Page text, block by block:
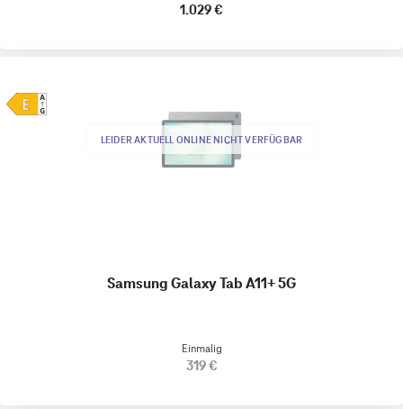
1.029 €
LEIDER AKTUELL ONLINE NICHT VERFÜGBAR
Samsung Galaxy Tab A11+ 5G
Einmalig
319 €